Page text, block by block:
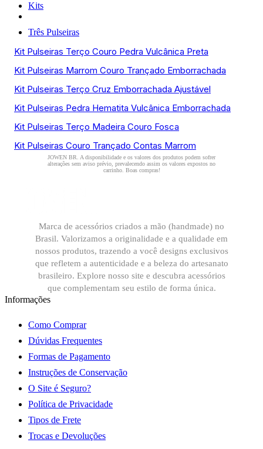
Kits
Três Pulseiras
Kit Pulseiras Terço Couro Pedra Vulcânica Preta
Kit Pulseiras Marrom Couro Trançado Emborrachada
Kit Pulseiras Terço Cruz Emborrachada Ajustável
Kit Pulseiras Pedra Hematita Vulcânica Emborrachada
Kit Pulseiras Terço Madeira Couro Fosca
Kit Pulseiras Couro Trançado Contas Marrom
Marca de acessórios criados a mão (handmade) no
Brasil. Valorizamos a originalidade e a qualidade em
nossos produtos, trazendo a você designs exclusivos
que refletem a autenticidade e a beleza do artesanato
brasileiro. Explore nosso site e descubra acessórios
que complementam seu estilo de forma única.
Informações
Como Comprar
Dúvidas Frequentes
Formas de Pagamento
Instruções de Conservação
O Site é Seguro?
Política de Privacidade
Tipos de Frete
Trocas e Devoluções